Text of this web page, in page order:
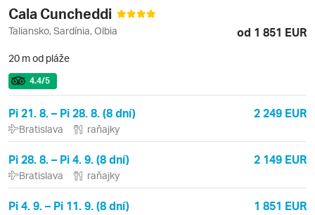
Cala Cuncheddi
Taliansko, Sardínia, Olbia od 1 851 EUR
20 m od pláže
4.4/5
Pi 21. 8. – Pi 28. 8. (8 dní) 2 249 EUR
Bratislava raňajky
Pi 28. 8. – Pi 4. 9. (8 dní) 2 149 EUR
Bratislava raňajky
Pi 4. 9. – Pi 11. 9. (8 dní) 1 851 EUR